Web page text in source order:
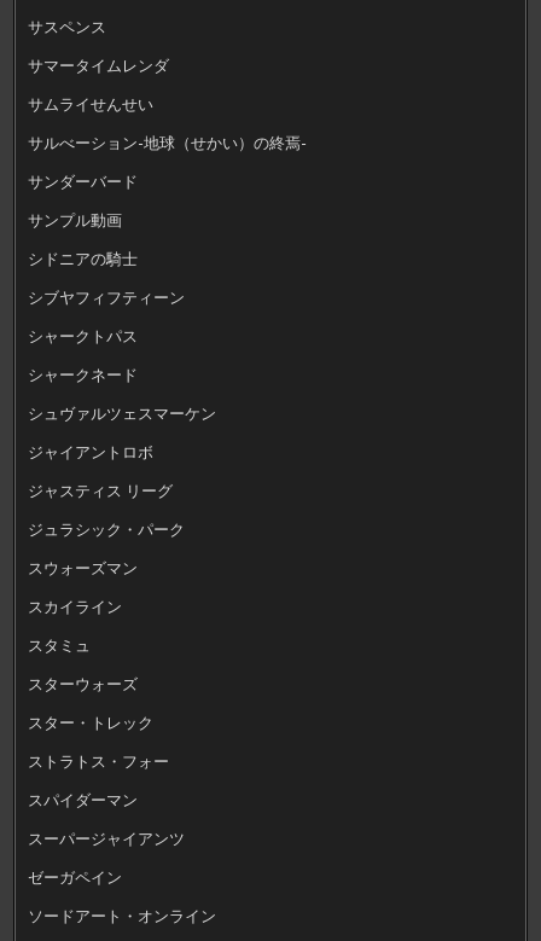
サスペンス
サマータイムレンダ
サムライせんせい
サルべーション-地球（せかい）の終焉-
サンダーバード
サンプル動画
シドニアの騎士
シブヤフィフティーン
シャークトパス
シャークネード
シュヴァルツェスマーケン
ジャイアントロボ
ジャスティス リーグ
ジュラシック・パーク
スウォーズマン
スカイライン
スタミュ
スターウォーズ
スター・トレック
ストラトス・フォー
スパイダーマン
スーパージャイアンツ
ゼーガペイン
ソードアート・オンライン